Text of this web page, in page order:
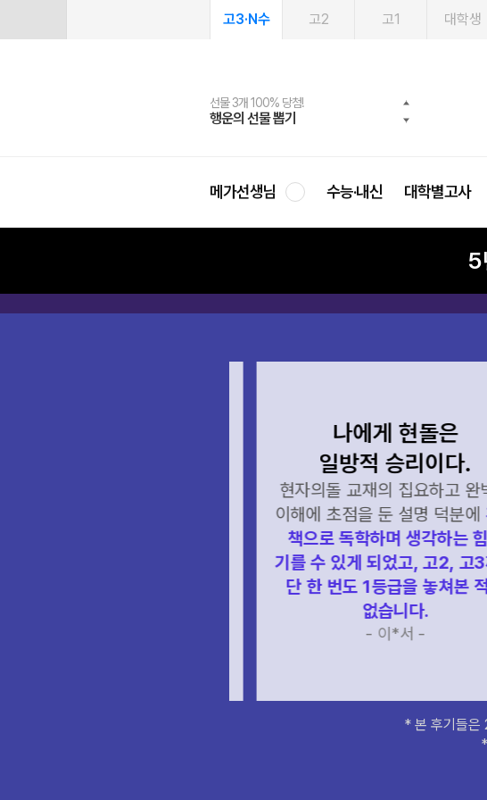
고3·N수 고2 고1 대학생
선물 3개 100% 당첨!
행운의 선물 뽑기
선물 100% 증정!
메가스터디 X 올리브
여름방학 스터디 캐시백
메가런 썸머스쿨
2027 러셀 단과
강사 공개선발
스마트러닝앱
설문 EVENT
메가패스
3일 무료 체험권
메가패스 수강생 무료혜택!
메가클럽 멤버십
사회공헌 캠페인
희망이룸 메가나눔
메가선생님 수능·내신 대학별고사
5
나에게 현돌은
일방적 승리이다.
현자의돌 교재의 집요하고 완벽한
이해에 초점을 둔 설명 덕분에혼
책으로 독학하며 생각하는 힘을
기를 수 있게 되었고, 고2, 고3까
단 한 번도 1등급을 놓쳐본 적이
없습니다.
- 이*서 -
* 본 후기들은